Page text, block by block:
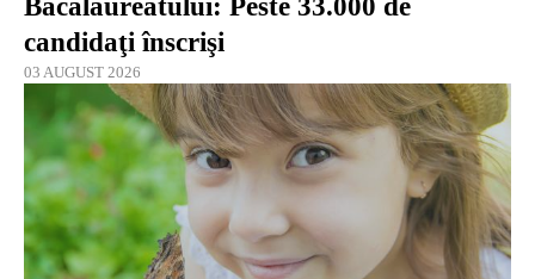
Bacalaureatului: Peste 33.000 de
candidaţi înscrişi
03 AUGUST 2026